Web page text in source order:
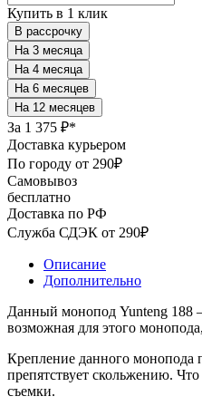
Купить в 1 клик
В рассрочку
За 1 375 ₽*
Доставка курьером
По городу от 290₽
Самовывоз
бесплатно
Доставка по РФ
Служба СДЭК от 290₽
Описание
Дополнительно
Данный монопод Yunteng 188
возможная для этого
Крепление данного монопода
препятствует скольжению.
съемки.